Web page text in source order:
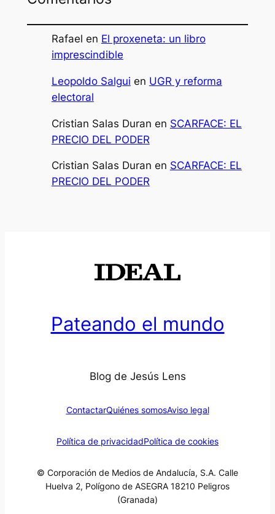
Rafael en El proxeneta: un libro
imprescindible
Leopoldo Salgui en UGR y reforma
electoral
Cristian Salas Duran en SCARFACE: EL
PRECIO DEL PODER
Cristian Salas Duran en SCARFACE: EL
PRECIO DEL PODER
Pateando el mundo
Blog de Jesús Lens
ContactarQuiénes somosAviso legal
Política de privacidadPolítica de cookies
© Corporación de Medios de Andalucía, S.A. Calle
Huelva 2, Polígono de ASEGRA 18210 Peligros
(Granada)